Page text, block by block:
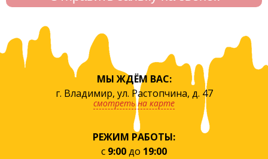
МЫ ЖДЁМ ВАС:
г. Владимир, ул. Растопчина, д. 47
смотреть на карте
РЕЖИМ РАБОТЫ:
с 9:00до 19:00